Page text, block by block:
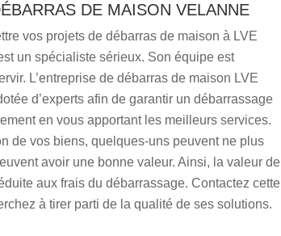
DE MAISON VELANNE
vos projets de débarras de maison à LVE
un spécialiste sérieux. Son équipe est
L’entreprise de débarras de maison LVE
d’experts afin de garantir un débarrassage
en vous apportant les meilleurs services.
de vos biens, quelques-uns peuvent ne plus
avoir une bonne valeur. Ainsi, la valeur de
aux frais du débarrassage. Contactez cette
à tirer parti de la qualité de ses solutions.